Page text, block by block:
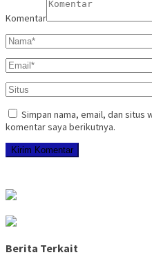
Komentar
Simpan nama, email, dan situs
komentar saya berikutnya.
Berita Terkait